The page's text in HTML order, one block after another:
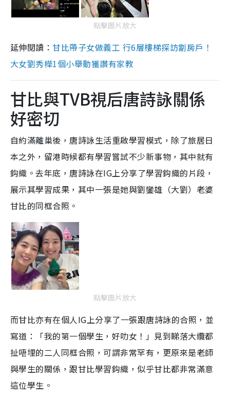
點擊圖片放大
延伸閱讀：甘比帶子女做義工 行6層樓梯探訪劏房戶！
大女劉秀樺1個小舉動獲讚有家教
甘比與TVB視后唐詩詠關係
好密切
自約滿離巢後，唐詩詠生活重啟學習模式，除了旅居日
本之外，留港時候都有學習嘗試不少新事物，其中就有
鈎織。去年底，唐詩詠在IG上分享了學習鈎織的片段，
展示其學習成果，其中一張是她與劉鑾雄（大劉）老婆
甘比的同框合照。
點擊圖片放大
而甘比亦有在個人IG上分享了一張跟唐詩詠的合照，並
寫道：「我的第一個學生，好叻女！」見到睇落大纜都
扯唔埋的二人同框合照，可謂非常罕有，更原來是老師
與學生的關係，跟甘比學習鈎織，似乎甘比都非常滿意
這位學生。